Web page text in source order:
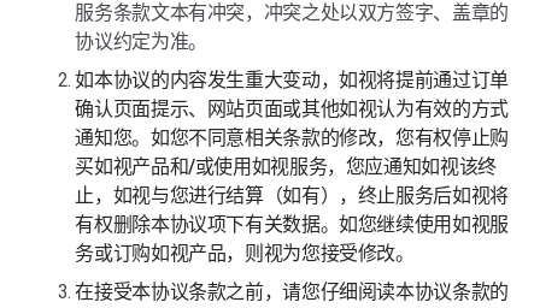
服务条款文本有冲突，冲突之处以双方签字、盖章的
协议约定为准。
如本协议的内容发生重大变动，如视将提前通过订单
确认页面提示、网站页面或其他如视认为有效的方式
通知您。如您不同意相关条款的修改，您有权停止购
买如视产品和/或使用如视服务，您应通知如视该终
止，如视与您进行结算（如有），终止服务后如视将
有权删除本协议项下有关数据。如您继续使用如视服
务或订购如视产品，则视为您接受修改。
在接受本协议条款之前，请您仔细阅读本协议条款的